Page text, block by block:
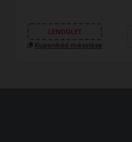
LENDÜLET
Kuponkód másolása